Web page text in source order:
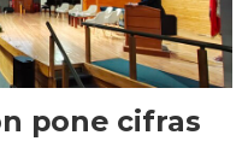
pone cifras